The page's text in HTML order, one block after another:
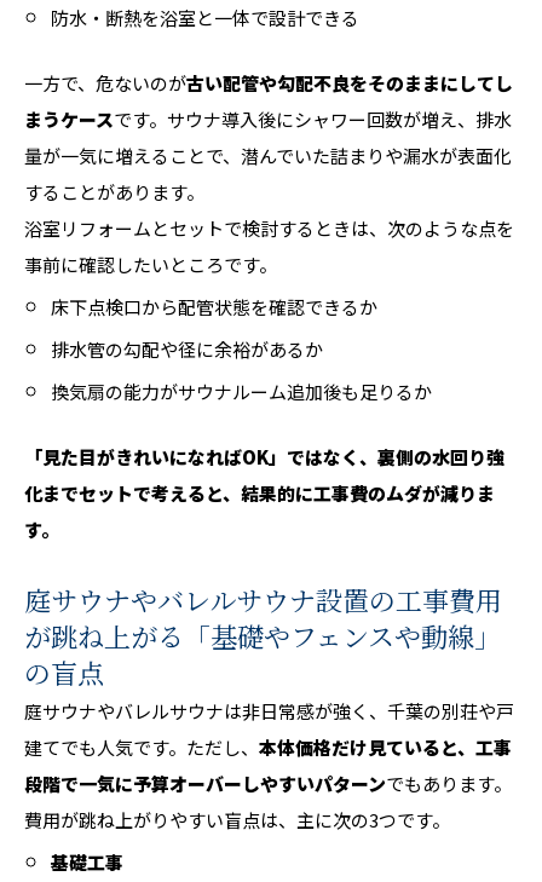
防水・断熱を浴室と一体で設計できる
一方で、危ないのが古い配管や勾配不良をそのままにしてし
まうケースです。サウナ導入後にシャワー回数が増え、排水
量が一気に増えることで、潜んでいた詰まりや漏水が表面化
することがあります。
浴室リフォームとセットで検討するときは、次のような点を
事前に確認したいところです。
床下点検口から配管状態を確認できるか
排水管の勾配や径に余裕があるか
換気扇の能力がサウナルーム追加後も足りるか
「見た目がきれいになればOK」ではなく、裏側の水回り強
化までセットで考えると、結果的に工事費のムダが減りま
す。
庭サウナやバレルサウナ設置の工事費用
が跳ね上がる「基礎やフェンスや動線」
の盲点
庭サウナやバレルサウナは非日常感が強く、千葉の別荘や戸
建てでも人気です。ただし、 本体価格だけ見ていると、工事
段階で一気に予算オーバーしやすいパターンでもあります。
費用が跳ね上がりやすい盲点は、主に次の3つです。
基礎工事